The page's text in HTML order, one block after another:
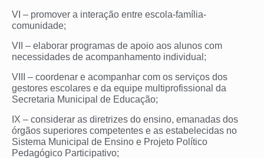
VI – promover a interação entre escola-família-
comunidade;
VII – elaborar programas de apoio aos alunos com
necessidades de acompanhamento individual;
VIII – coordenar e acompanhar com os serviços dos
gestores escolares e da equipe multiprofissional da
Secretaria Municipal de Educação;
IX – considerar as diretrizes do ensino, emanadas dos
órgãos superiores competentes e as estabelecidas no
Sistema Municipal de Ensino e Projeto Político
Pedagógico Participativo;